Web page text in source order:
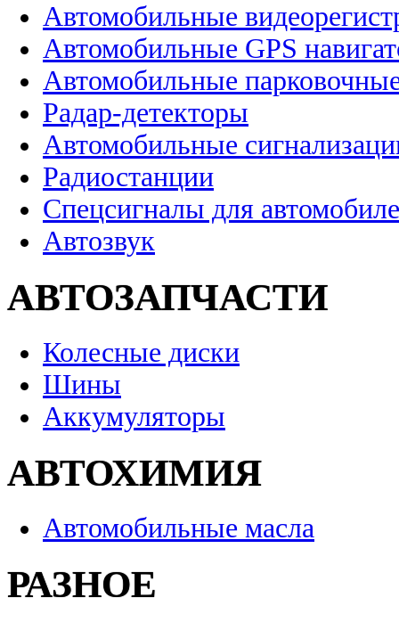
Автомобильные
Автомобильные GPS
Автомобильные
Радар-детекторы
Автомобильные
Радиостанции
Спецсигналы для
Автозвук
АВТОЗАПЧАСТИ
Колесные диски
Шины
Аккумуляторы
АВТОХИМИЯ
Автомобильные масла
РАЗНОЕ